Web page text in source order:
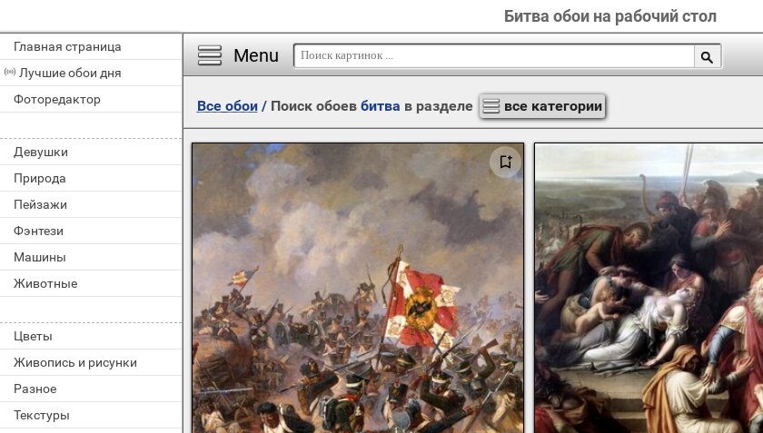
Битва обои на рабочий стол
Главная страница
Лучшие обои дня
Фоторедактор
Девушки
Природа
Пейзажи
Фэнтези
Машины
Животные
Цветы
Живопись и рисунки
Разное
Текстуры
Menu
Все обои/ Поиск обоев битва в разделе все категории